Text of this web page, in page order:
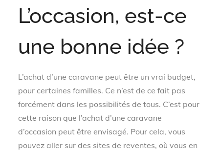
L’occasion, est-ce
une bonne idée ?
L’achat d’une caravane peut être un vrai budget,
pour certaines familles. Ce n’est de ce fait pas
forcément dans les possibilités de tous. C’est pour
cette raison que l’achat d’une caravane
d’occasion peut être envisagé. Pour cela, vous
pouvez aller sur des sites de reventes, où vous en